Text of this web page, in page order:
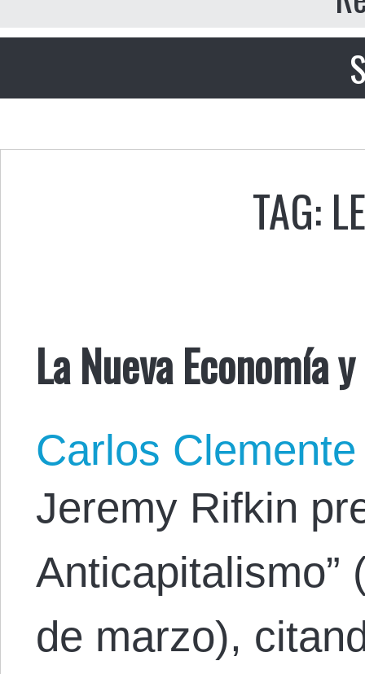
TAG:
La Nueva Economía
Carlos Clemente
Jeremy Rifkin
Anticapitalismo”
de marzo),